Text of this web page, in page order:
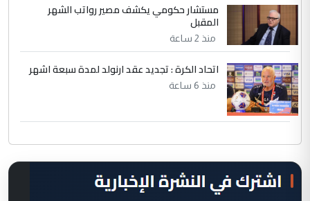
مستشار حكومي يكشف مصير رواتب الشهر
المقبل
منذ 2 ساعة
اتحاد الكرة : تجديد عقد ارنولد لمدة سبعة اشهر
منذ 6 ساعة